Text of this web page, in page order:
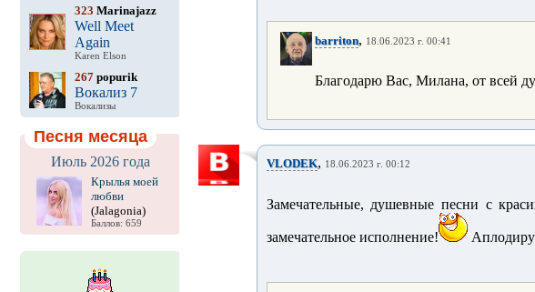
323 Marinajazz
Well Meet
Again
Karen Elson
267popurik
Вокализ 7
Вокализы
Песня месяца
Июль 2026 года
Крылья моей
любви
(Jalagonia)
Баллов: 659
barriton, 18.06.2023 г. 00:41
Благодарю Вас, Милана, от всей
VLODEK, 18.06.2023 г. 00:12
Замечательные, душевные песни с
замечательное исполнение!